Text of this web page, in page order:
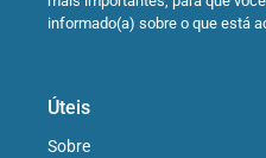
informado(a) sobre o que está
Úteis
Sobre